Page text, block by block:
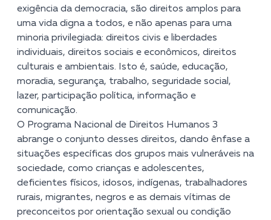
exigência da democracia, são direitos amplos para
uma vida digna a todos, e não apenas para uma
minoria privilegiada: direitos civis e liberdades
individuais, direitos sociais e econômicos, direitos
culturais e ambientais. Isto é, saúde, educação,
moradia, segurança, trabalho, seguridade social,
lazer, participação política, informação e
comunicação.
O Programa Nacional de Direitos Humanos 3
abrange o conjunto desses direitos, dando ênfase a
situações específicas dos grupos mais vulneráveis na
sociedade, como crianças e adolescentes,
deficientes físicos, idosos, indígenas, trabalhadores
rurais, migrantes, negros e as demais vítimas de
preconceitos por orientação sexual ou condição